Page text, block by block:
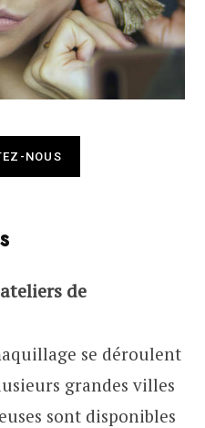
NOUS
de
se déroulent
grandes villes
sont disponibles